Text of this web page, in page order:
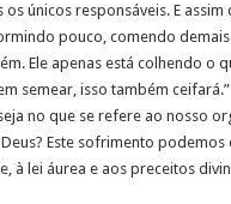
únicos responsáveis. E assim
pouco, comendo
Ele apenas está colhendo o
semear, isso também
no que se refere ao nosso
Este sofrimento podemos
à lei áurea e aos preceitos